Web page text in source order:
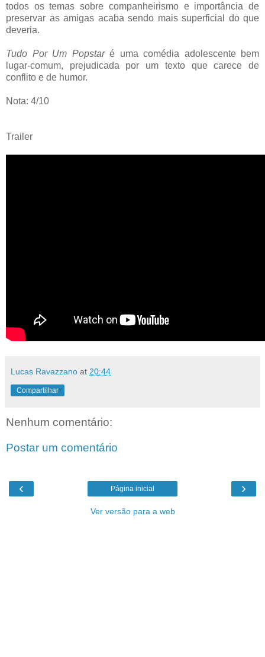
todos os temas sobre companheirismo e importância de
preservar as amigas acaba sendo mais superficial do que
deveria.
Tudo Por Um Popstaré uma comédia adolescente bem
lugar-comum, prejudicada por um texto que carece de
conflito e de humor.
Nota: 4/10
Trailer
Lucas Ravazzano at 20:44
Compartilhar
Nenhum comentário:
Postar um comentário
‹ ›
Página inicial
Ver versão para a web